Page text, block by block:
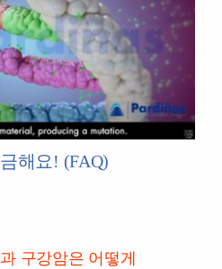
해요! (FAQ)
구강암은 어떻게